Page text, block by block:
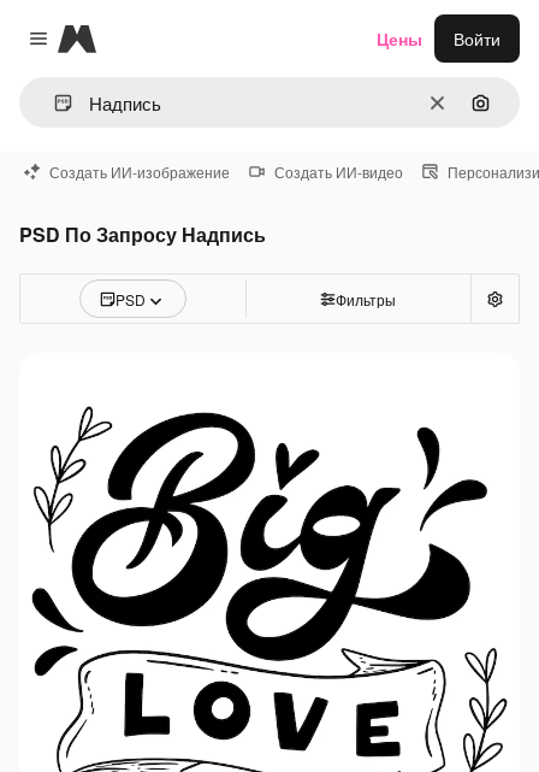
Close menu
Magnific
ОчиститьПоиск
Цены Войти
Создать ИИ-изображение Создать ИИ-видео
PSD По Запросу Надпись
PSD Фильтры